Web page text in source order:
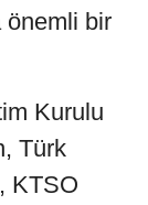
önemli bir
Kurulu
Türk
KTSO